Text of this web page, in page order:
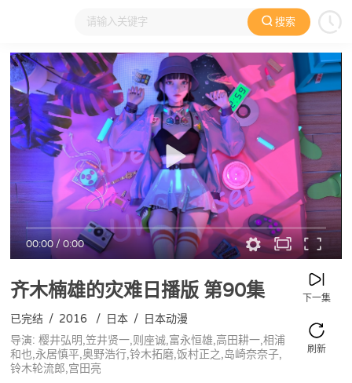
搜索
大家在看 日本动漫 国产动漫 欧美动漫 动漫电影
00:00/0:00
齐木楠雄的灾难日播版第90集 下一集
刷新
已完结 / 2016 / 日本 / 日本动漫
导演: 樱井弘明,笠井贤一,则座诚,富永恒雄,高田耕一,相浦
和也,永居慎平,奥野浩行,铃木拓磨,饭村正之,岛崎奈奈子,
铃木轮流郎,宫田亮